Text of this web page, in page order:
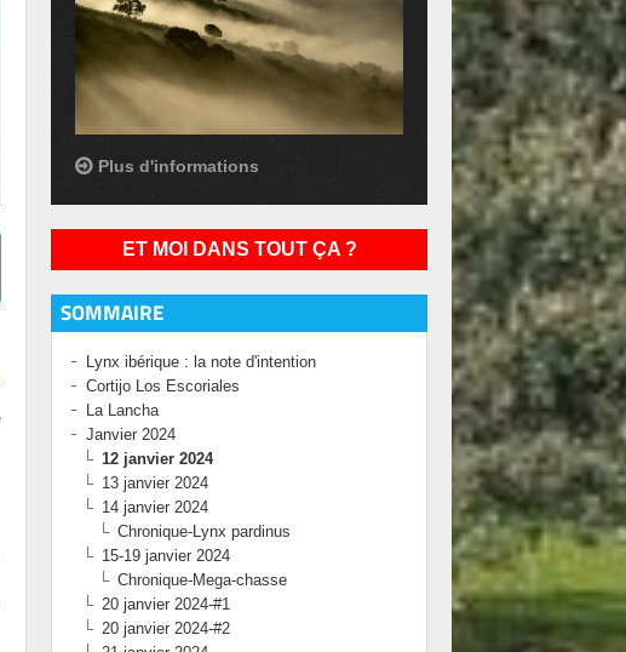
Plus d'informations
ET MOI DANS TOUT ÇA ?
SOMMAIRE
Lynx ibérique : la note d'intention
Cortijo Los Escoriales
La Lancha
Janvier 2024
12 janvier 2024
13 janvier 2024
14 janvier 2024
Chronique-Lynx pardinus
15-19 janvier 2024
Chronique-Mega-chasse
20 janvier 2024-#1
20 janvier 2024-#2